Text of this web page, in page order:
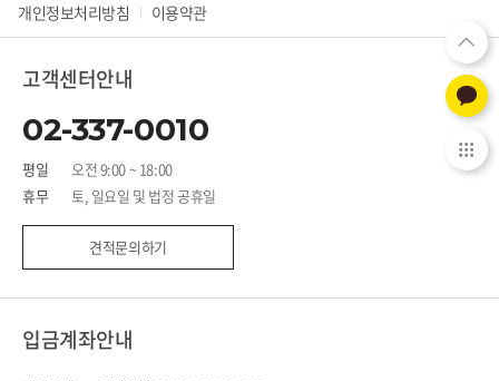
개인정보처리방침
이용약관
고객센터안내
02-337-0010
평일
오전 9:00 ~ 18:00
휴무
토, 일요일 및 법정 공휴일
견적문의하기
입금계좌안내